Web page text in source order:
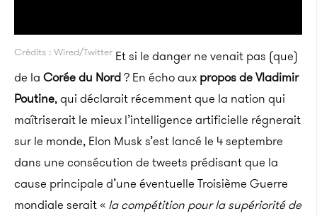
Crédits : Wired/Twitter Et si le danger ne venait pas (que)
de la Corée du Nord? En écho aux propos de Vladimir
Poutine, qui déclarait récemment que la nation qui
maîtriserait le mieux l’intelligence artificielle régnerait
sur le monde, Elon Musk s’est lancé le 4 septembre
dans une consécution de tweets prédisant que la
cause principale d’une éventuelle Troisième Guerre
mondiale serait « la compétition pour la supériorité de